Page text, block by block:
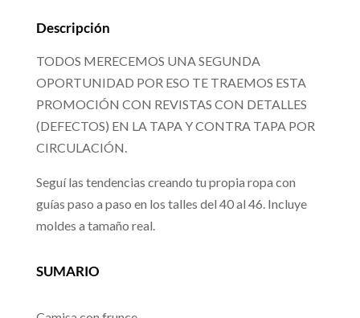
Descripción
TODOS MERECEMOS UNA SEGUNDA
OPORTUNIDAD POR ESO TE TRAEMOS ESTA
PROMOCIÓN CON REVISTAS CON DETALLES
(DEFECTOS) EN LA TAPA Y CONTRA TAPA POR
CIRCULACIÓN.
Seguí las tendencias creando tu propia ropa con
guías paso a paso en los talles del 40 al 46. Incluye
moldes a tamaño real.
SUMARIO